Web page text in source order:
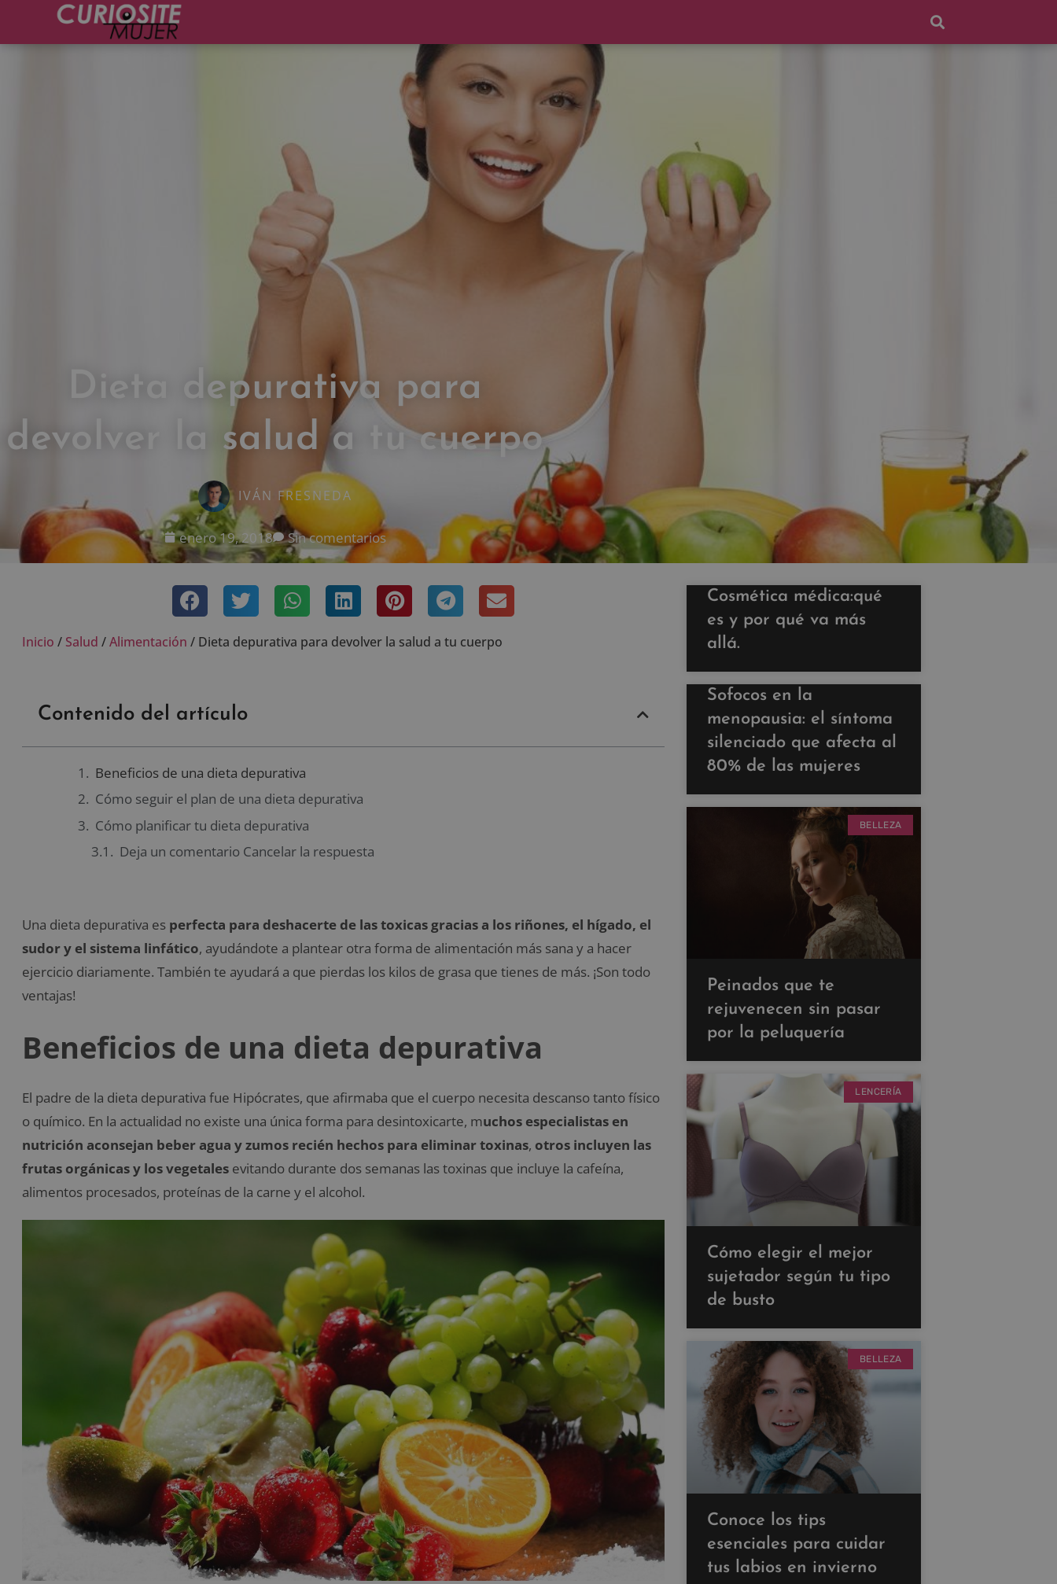
Dieta depurativa para
devolver la salud a tu cuerpo
IVÁN FRESNEDA
enero 19, 2018 Sin comentarios
Inicio / Salud /Alimentación / Dieta depurativa para devolver la salud a tu cuerpo
Contenido del artículo
Beneficios de una dieta depurativa
Cómo seguir el plan de una dieta depurativa
Cómo planificar tu dieta depurativa
Deja un comentario Cancelar la respuesta
Una dieta depurativa es perfecta para deshacerte de las toxicas gracias a los riñones, el hígado, el
sudor y el sistema linfático, ayudándote a plantear otra forma de alimentación más sana y a hacer
ejercicio diariamente. También te ayudará a que pierdas los kilos de grasa que tienes de más. ¡Son todo
ventajas!
Beneficios de una dieta depurativa
El padre de la dieta depurativa fue Hipócrates, que afirmaba que el cuerpo necesita descanso tanto físico
o químico. En la actualidad no existe una única forma para desintoxicarte, muchos especialistas en
nutrición aconsejan beber agua y zumos recién hechos para eliminar toxinas, otros incluyen las
frutas orgánicas y los vegetales evitando durante dos semanas las toxinas que incluye la cafeína,
alimentos procesados, proteínas de la carne y el alcohol.
Cosmética médica:qué
es y por qué va más
allá.
Sofocos en la
menopausia: el síntoma
silenciado que afecta al
80% de las mujeres
BELLEZA
Peinados que te
rejuvenecen sin pasar
por la peluquería
LENCERÍA
Cómo elegir el mejor
sujetador según tu tipo
de busto
BELLEZA
Conoce los tips
esenciales para cuidar
tus labios en invierno